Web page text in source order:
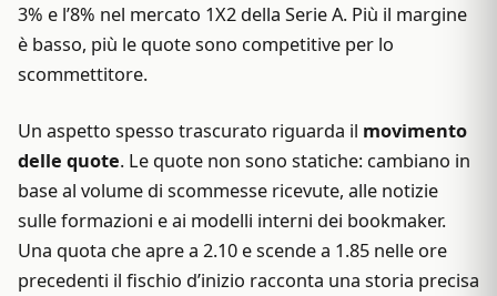
3% e l’8% nel mercato 1X2 della Serie A. Più il margine
è basso, più le quote sono competitive per lo
scommettitore.
Un aspetto spesso trascurato riguarda il movimento
delle quote. Le quote non sono statiche: cambiano in
base al volume di scommesse ricevute, alle notizie
sulle formazioni e ai modelli interni dei bookmaker.
Una quota che apre a 2.10 e scende a 1.85 nelle ore
precedenti il fischio d’inizio racconta una storia precisa